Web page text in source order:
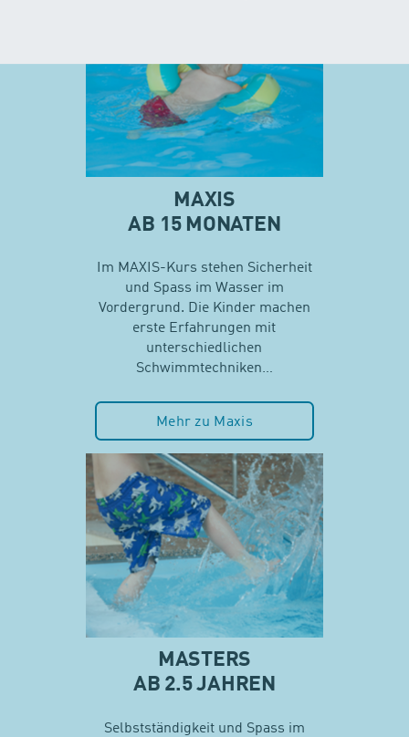
MAXIS
AB 15 MONATEN
Im MAXIS-Kurs stehen Sicherheit
und Spass im Wasser im
Vordergrund. Die Kinder machen
erste Erfahrungen mit
unterschiedlichen
Schwimmtechniken…
Mehr zu Maxis
MASTERS
AB 2.5 JAHREN
Selbstständigkeit und Spass im